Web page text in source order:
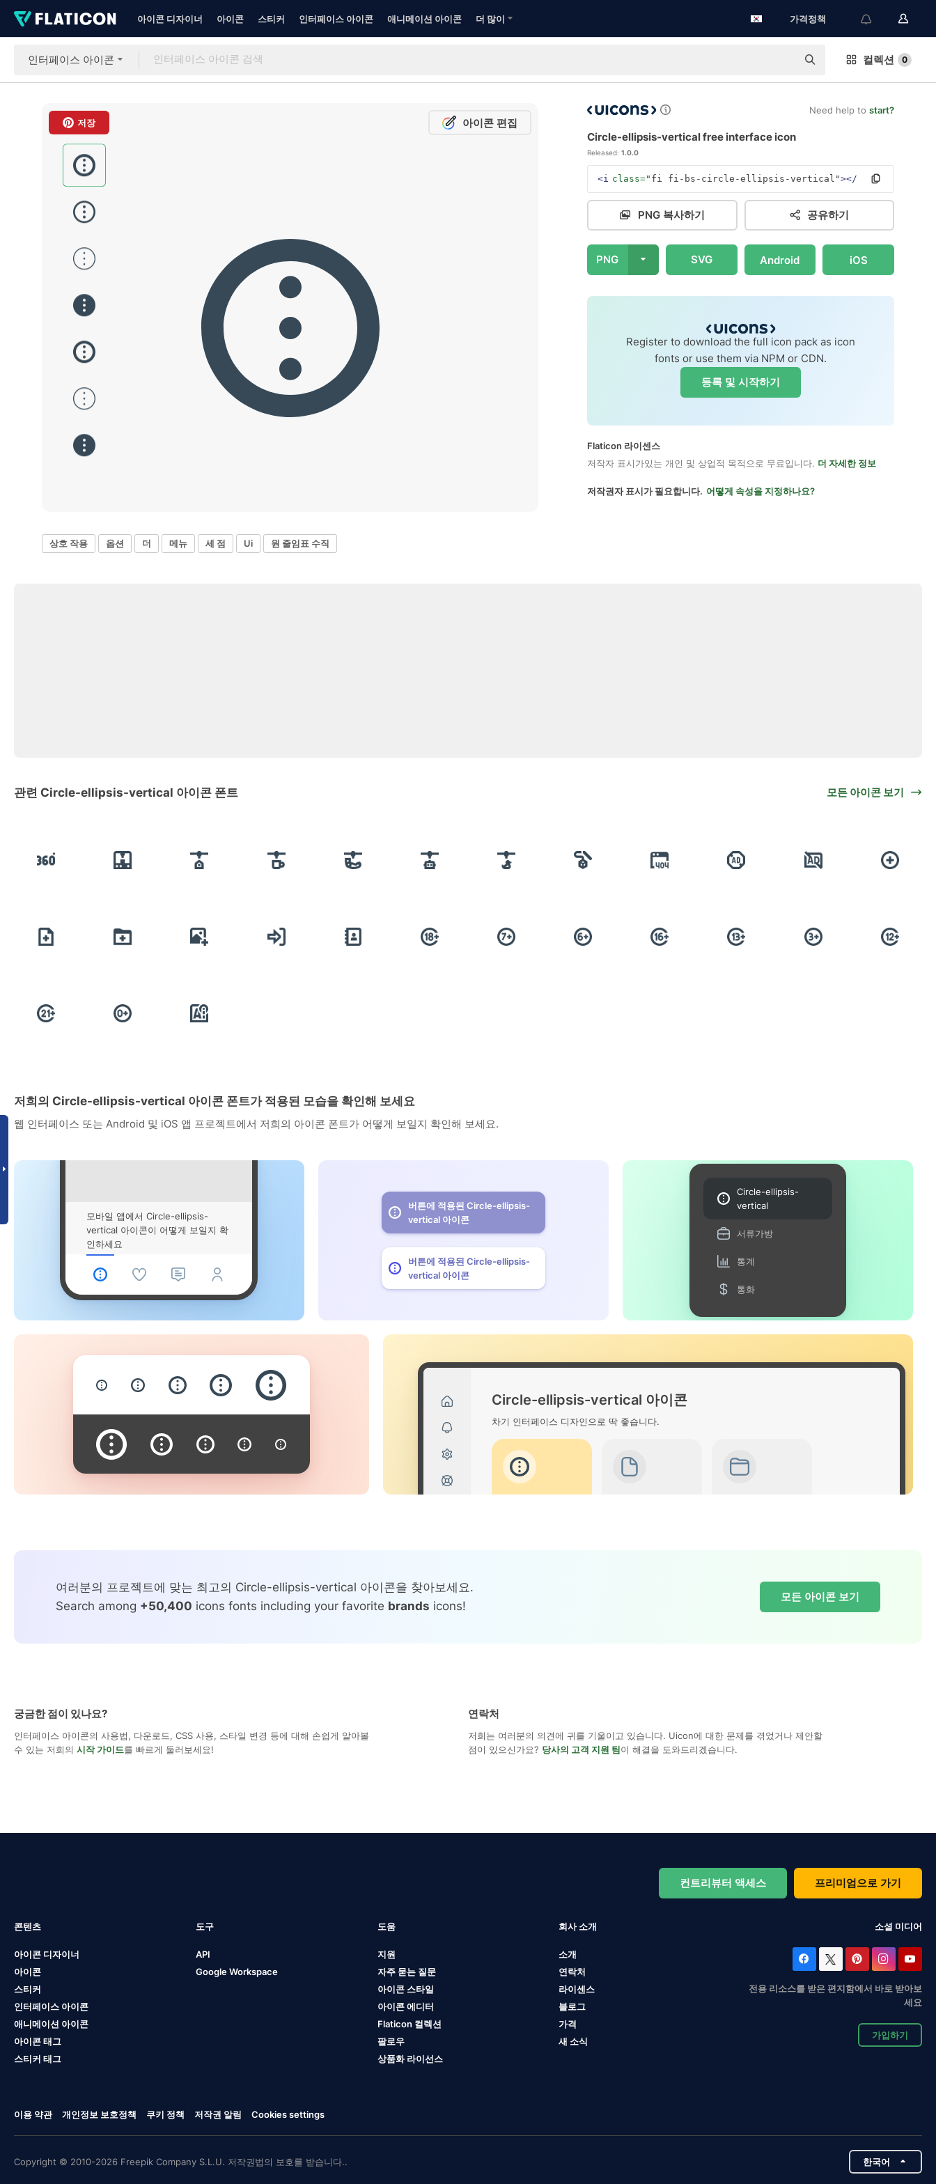
아이콘 디자이너 아이콘 스티커 인터페이스 아이콘 애니메이션 아이콘 더 많이 가격정책
인터페이스 아이콘 컬렉션 0
저장 아이콘 편집
Need help to start?
Circle-ellipsis-vertical free interface icon
Released: 1.0.0
<i class="fi fi-bs-circle-ellipsis-vertical"></i>
PNG 복사하기 공유하기
PNG SVG Android iOS
Register to download the full icon pack as icon
fonts or use them via NPM or CDN.
등록 및 시작하기
Flaticon 라이센스
저작자 표시가있는 개인 및 상업적 목적으로 무료입니다. 더 자세한 정보
저작권자 표시가 필요합니다. 어떻게 속성을 지정하나요?
상호 작용 옵션 더 메뉴 세 점 Ui 원 줄임표 수직
관련 Circle-ellipsis-vertical 아이콘 폰트 모든 아이콘 보기
저희의 Circle-ellipsis-vertical 아이콘 폰트가 적용된 모습을 확인해 보세요
웹 인터페이스 또는 Android 및 iOS 앱 프로젝트에서 저희의 아이콘 폰트가 어떻게 보일지 확인해 보세요.
모바일 앱에서 Circle-ellipsis-
vertical 아이콘이 어떻게 보일지 확
인하세요
버튼에 적용된 Circle-ellipsis-
vertical 아이콘
버튼에 적용된 Circle-ellipsis-
vertical 아이콘
Circle-ellipsis-
vertical
서류가방
통계
통화
Circle-ellipsis-vertical 아이콘
차기 인터페이스 디자인으로 딱 좋습니다.
여러분의 프로젝트에 맞는 최고의 Circle-ellipsis-vertical 아이콘을 찾아보세요.
Search among +50,400 icons fonts including your favorite brands icons!
모든 아이콘 보기
궁금한 점이 있나요?
인터페이스 아이콘의 사용법, 다운로드, CSS 사용, 스타일 변경 등에 대해 손쉽게 알아볼
수 있는 저희의 시작 가이드를 빠르게 둘러보세요!
연락처
저희는 여러분의 의견에 귀를 기울이고 있습니다. Uicon에 대한 문제를 겪었거나 제안할
점이 있으신가요? 당사의 고객 지원 팀이 해결을 도와드리겠습니다.
컨트리뷰터 액세스 프리미엄으로 가기
콘텐츠
아이콘 디자이너
아이콘
스티커
인터페이스 아이콘
애니메이션 아이콘
아이콘 태그
스티커 태그
도구
API
Google Workspace
도움
지원
자주 묻는 질문
아이콘 스타일
아이콘 에디터
Flaticon 컬렉션
팔로우
상품화 라이선스
회사 소개
소개
연락처
라이센스
블로그
가격
새 소식
소셜 미디어
전용 리소스를 받은 편지함에서 바로 받아보
세요
가입하기
이용 약관 개인정보 보호정책 쿠키 정책 저작권 알림 Cookies settings
Copyright © 2010-2026 Freepik Company S.L.U. 저작권법의 보호를 받습니다.. 한국어